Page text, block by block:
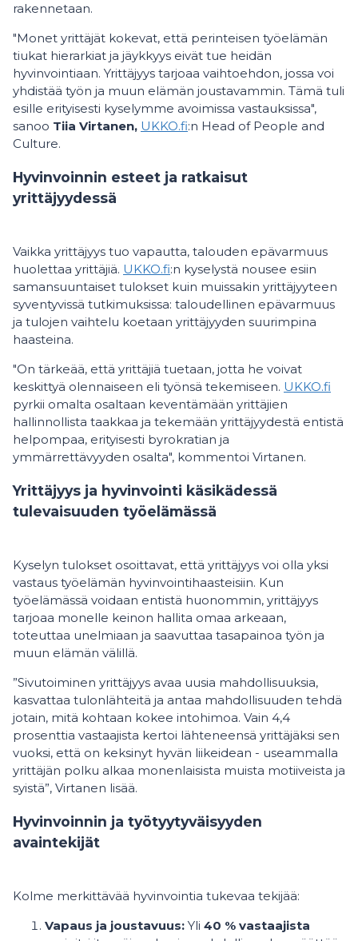
rakennetaan.
"Monet yrittäjät kokevat, että perinteisen työelämän
tiukat hierarkiat ja jäykkyys eivät tue heidän
hyvinvointiaan. Yrittäjyys tarjoaa vaihtoehdon, jossa voi
yhdistää työn ja muun elämän joustavammin. Tämä tuli
esille erityisesti kyselymme avoimissa vastauksissa",
sanoo Tiia Virtanen, UKKO.fi:n Head of People and
Culture.
Hyvinvoinnin esteet ja ratkaisut
yrittäjyydessä
Vaikka yrittäjyys tuo vapautta, talouden epävarmuus
huolettaa yrittäjiä. UKKO.fi:n kyselystä nousee esiin
samansuuntaiset tulokset kuin muissakin yrittäjyyteen
syventyvissä tutkimuksissa: taloudellinen epävarmuus
ja tulojen vaihtelu koetaan yrittäjyyden suurimpina
haasteina.
"On tärkeää, että yrittäjiä tuetaan, jotta he voivat
keskittyä olennaiseen eli työnsä tekemiseen. UKKO.fi
pyrkii omalta osaltaan keventämään yrittäjien
hallinnollista taakkaa ja tekemään yrittäjyydestä entistä
helpompaa, erityisesti byrokratian ja
ymmärrettävyyden osalta", kommentoi Virtanen.
Yrittäjyys ja hyvinvointi käsikädessä
tulevaisuuden työelämässä
Kyselyn tulokset osoittavat, että yrittäjyys voi olla yksi
vastaus työelämän hyvinvointihaasteisiin. Kun
työelämässä voidaan entistä huonommin, yrittäjyys
tarjoaa monelle keinon hallita omaa arkeaan,
toteuttaa unelmiaan ja saavuttaa tasapainoa työn ja
muun elämän välillä.
”Sivutoiminen yrittäjyys avaa uusia mahdollisuuksia,
kasvattaa tulonlähteitä ja antaa mahdollisuuden tehdä
jotain, mitä kohtaan kokee intohimoa. Vain 4,4
prosenttia vastaajista kertoi lähteneensä yrittäjäksi sen
vuoksi, että on keksinyt hyvän liikeidean - useammalla
yrittäjän polku alkaa monenlaisista muista motiiveista ja
syistä”, Virtanen lisää.
Hyvinvoinnin ja työtyytyväisyyden
avaintekijät
Kolme merkittävää hyvinvointia tukevaa tekijää:
Vapaus ja joustavuus: Yli 40 % vastaajista